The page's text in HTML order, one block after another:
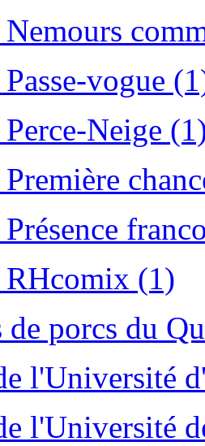
vogue
Neige
(1)
de porcs du
l'Université
l'Université